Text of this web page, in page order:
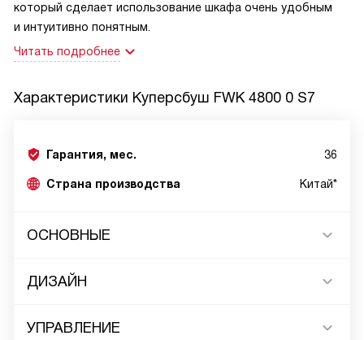
который сделает использование шкафа очень удобным
и интуитивно понятным.
Читать подробнее
Характеристики Куперсбуш FWK 4800 0 S7
Гарантия, мес. 36
Страна производства Китай*
ОСНОВНЫЕ
ДИЗАЙН
УПРАВЛЕНИЕ